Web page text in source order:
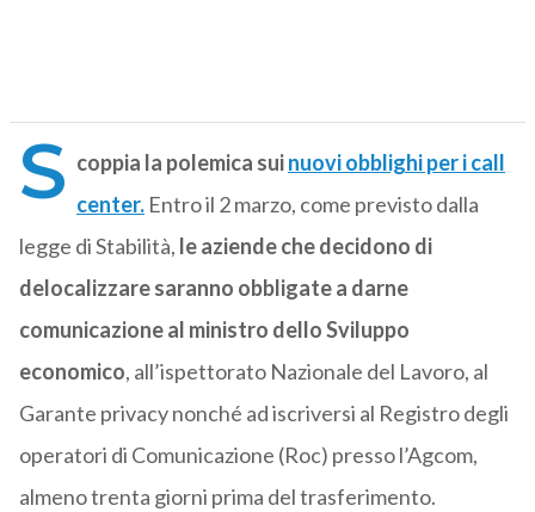
S coppia la polemica suinuovi obblighi per i call
center.Entro il 2 marzo, come previsto dalla
legge di Stabilità, le aziende che decidono di
delocalizzare saranno obbligate a darne
comunicazione al ministro dello Sviluppo
economico, all’ispettorato Nazionale del Lavoro, al
Garante privacy nonché ad iscriversi al Registro degli
operatori di Comunicazione (Roc) presso l’Agcom,
almeno trenta giorni prima del trasferimento.